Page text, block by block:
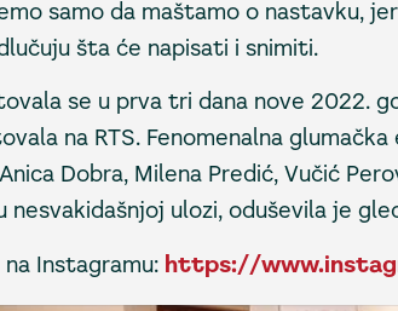
samo da maštamo o nastavku,
šta će napisati i snimiti.
se u prva tri dana nove 2022.
na RTS. Fenomenalna
Dobra, Milena Predić, Vučić
nesvakidašnjoj ulozi, oduševila je
Instagramu: https://